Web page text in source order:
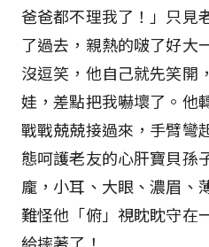
爸爸都不理我了！」只見
了過去，親熱的啵了好大
沒逗笑，他自己就先笑開
娃，差點把我嚇壞了。他
戰戰兢兢接過來，手臂彎
態呵護老友的心肝寶貝孫
龐，小耳、大眼、濃眉、
難怪他「俯」視眈眈守在